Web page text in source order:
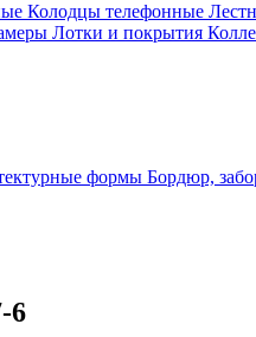
Колодцы телефонные
Лотки и покрытия
формы Бордюр,
6